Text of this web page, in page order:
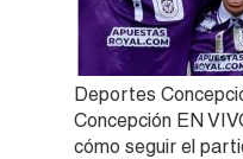
Deportes
Concepción EN
cómo seguir el